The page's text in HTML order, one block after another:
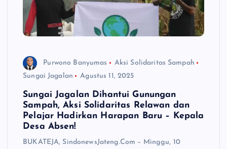
Purwono Banyumas
Aksi Solidaritas Sampah
Sungai Jagalan
Agustus 11, 2025
Sungai Jagalan Dihantui Gunungan
Sampah, Aksi Solidaritas Relawan dan
Pelajar Hadirkan Harapan Baru – Kepala
Desa Absen!
BUKATEJA, SindonewsJateng.Com – Minggu, 10